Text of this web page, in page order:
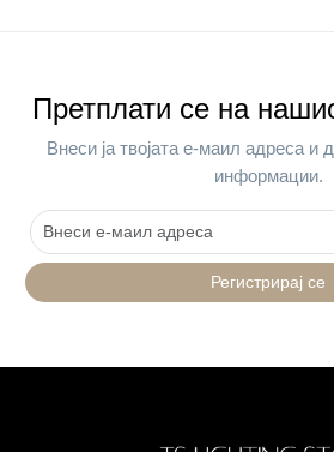
Претплати се на
Внеси ја твојата е-маил адреса и
информации.
Регистрирај се